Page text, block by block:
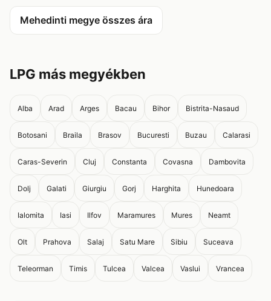
Mehedinti megye összes ára
LPG más megyékben
Alba Arad Arges Bacau Bihor Bistrita-Nasaud
Botosani Braila Brasov Bucuresti Buzau Calarasi
Caras-Severin Cluj Constanta Covasna Dambovita
Dolj Galati Giurgiu Gorj Harghita Hunedoara
Ialomita Iasi Ilfov Maramures Mures Neamt
Olt Prahova Salaj Satu Mare Sibiu Suceava
Teleorman Timis Tulcea Valcea Vaslui Vrancea